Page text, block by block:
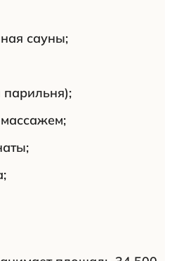
сауны;
парильня);